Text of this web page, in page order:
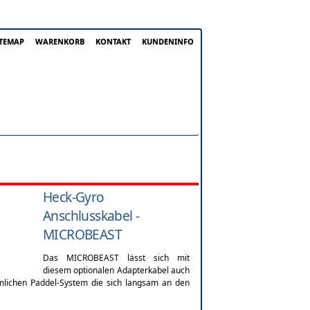
WARENKORB KONTAKT KUNDENINFO
Heck-Gyro
Anschlusskabel -
MICROBEAST
Das MICROBEAST lässt sich mit
diesem optionalen Adapterkabel auch
Paddel-System die sich langsam an den